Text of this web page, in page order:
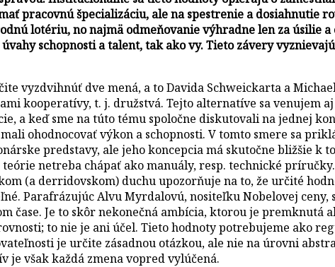
pracovnú špecializáciu, ale na spestrenie a dosiahnutie
lotériu, no najmä odmeňovanie výhradne len za úsilie a
schopnosti a talent, tak ako vy. Tieto závery
vyzdvihnúť dve mená, a to Davida Schweickarta a
kooperatívy, t. j. družstvá. Tejto alternatíve sa venujem
a keď sme na túto tému spoločne diskutovali na jednej
ohodnocovať výkon a schopnosti. V tomto smere sa
predstavy, ale jeho koncepcia má skutočne bližšie k
netreba chápať ako manuály, resp. technické
(a derridovskom) duchu upozorňuje na to, že určité
Parafrázujúc Alvu Myrdalovú, nositeľku Nobelovej
čase. Je to skôr nekonečná ambícia, ktorou je
to nie je ani účel. Tieto hodnoty potrebujeme ako
je určite zásadnou otázkou, ale nie na úrovni
je však každá zmena vopred vylúčená.